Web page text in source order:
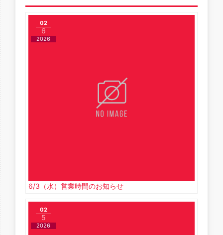
6/3（水）営業時間のお知らせ
02
6
2026
02
5
2026